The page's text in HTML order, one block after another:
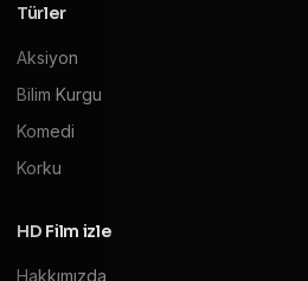
Türler
Aksiyon
Bilim Kurgu
Komedi
Korku
HD Film izle
Hakkımızda